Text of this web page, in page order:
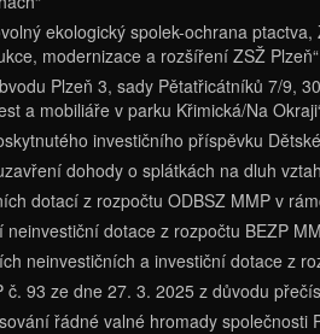
ekologický spolek-ochrana
modernizace a rozšíření ZSŽ Plzeň“
Plzeň 3, sady Pětatřicátníků 7/9,
a mobiliáře v parku Křimická/Na
investičního příspěvku
dohody o splátkách na dluh
dotací z rozpočtu ODBSZ MMP v
dotace z rozpočtu BEZP
neinvestičních a investiční dotace z
93 ze dne 27. 3. 2025 z důvodu
řádné valné hromady